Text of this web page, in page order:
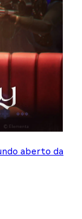
aberto da